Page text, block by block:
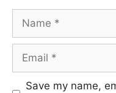
Name
Email
Website
Save my name,